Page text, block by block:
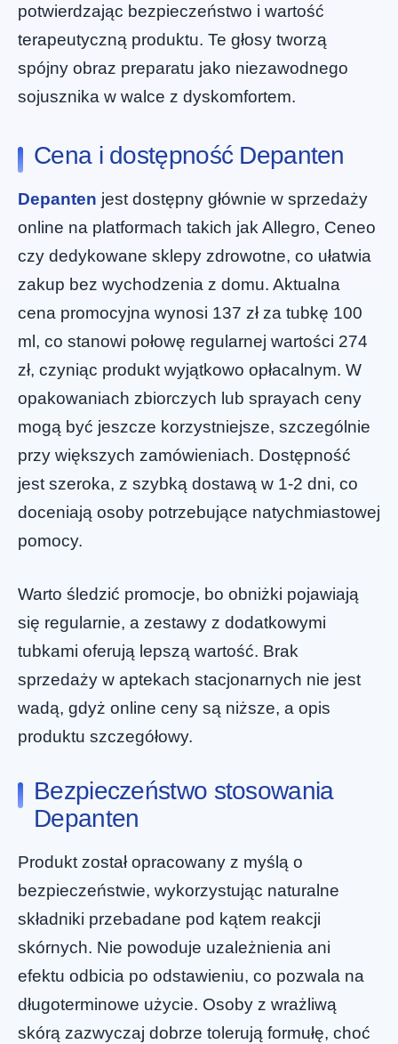
potwierdzając bezpieczeństwo i wartość
terapeutyczną produktu. Te głosy tworzą
spójny obraz preparatu jako niezawodnego
sojusznika w walce z dyskomfortem.
Cena i dostępność Depanten
Depanten jest dostępny głównie w sprzedaży
online na platformach takich jak Allegro, Ceneo
czy dedykowane sklepy zdrowotne, co ułatwia
zakup bez wychodzenia z domu. Aktualna
cena promocyjna wynosi 137 zł za tubkę 100
ml, co stanowi połowę regularnej wartości 274
zł, czyniąc produkt wyjątkowo opłacalnym. W
opakowaniach zbiorczych lub sprayach ceny
mogą być jeszcze korzystniejsze, szczególnie
przy większych zamówieniach. Dostępność
jest szeroka, z szybką dostawą w 1-2 dni, co
doceniają osoby potrzebujące natychmiastowej
pomocy.
Warto śledzić promocje, bo obniżki pojawiają
się regularnie, a zestawy z dodatkowymi
tubkami oferują lepszą wartość. Brak
sprzedaży w aptekach stacjonarnych nie jest
wadą, gdyż online ceny są niższe, a opis
produktu szczegółowy.
Bezpieczeństwo stosowania
Depanten
Produkt został opracowany z myślą o
bezpieczeństwie, wykorzystując naturalne
składniki przebadane pod kątem reakcji
skórnych. Nie powoduje uzależnienia ani
efektu odbicia po odstawieniu, co pozwala na
długoterminowe użycie. Osoby z wrażliwą
skórą zazwyczaj dobrze tolerują formułę, choć